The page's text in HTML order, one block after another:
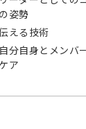
の姿勢
える技術
自分自身とメンバ
ケア